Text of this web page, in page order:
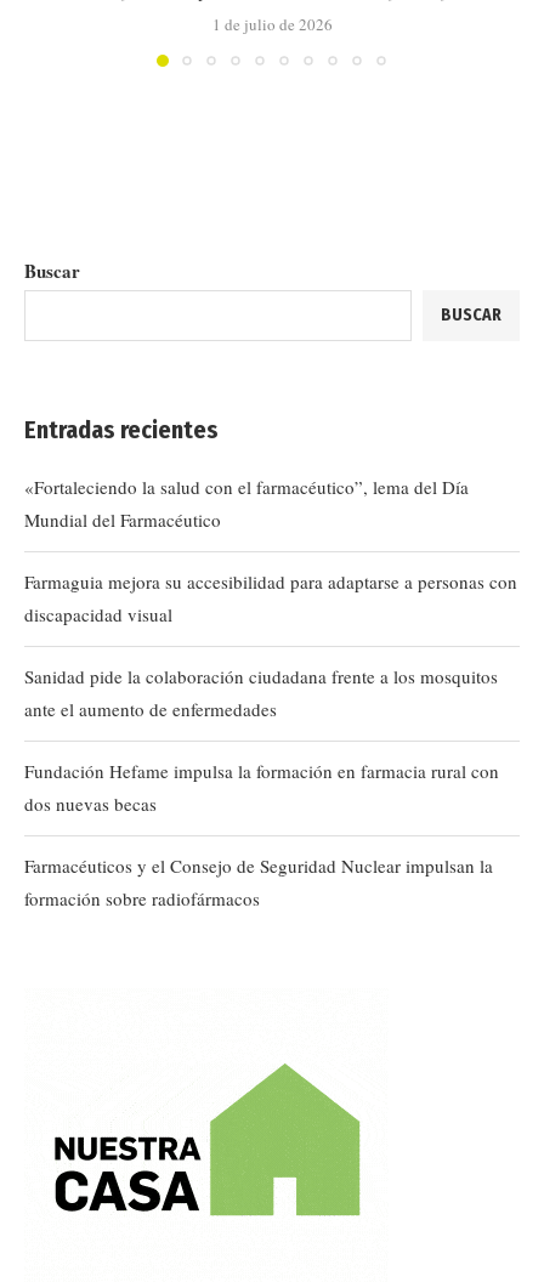
1 de julio de 2026
Buscar
BUSCAR
Entradas recientes
«Fortaleciendo la salud con el farmacéutico”, lema del Día
Mundial del Farmacéutico
Farmaguia mejora su accesibilidad para adaptarse a personas con
discapacidad visual
Sanidad pide la colaboración ciudadana frente a los mosquitos
ante el aumento de enfermedades
Fundación Hefame impulsa la formación en farmacia rural con
dos nuevas becas
Farmacéuticos y el Consejo de Seguridad Nuclear impulsan la
formación sobre radiofármacos